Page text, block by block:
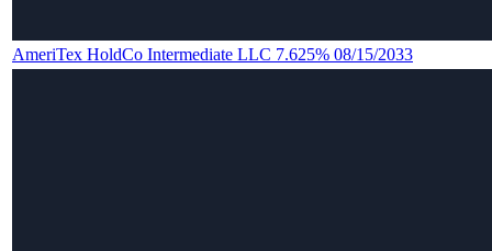
AmeriTex HoldCo Intermediate LLC 7.625% 08/15/2033